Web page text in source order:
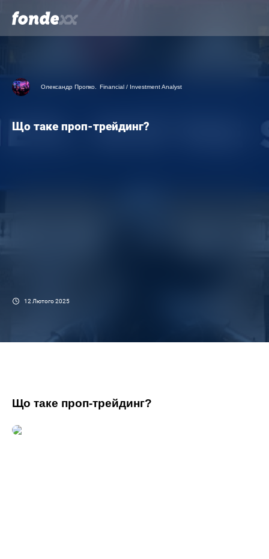
Олександр Пропко. Financial / Investment Analyst
Що таке проп-трейдинг?
12 Лютого 2025
Що таке проп-трейдинг?